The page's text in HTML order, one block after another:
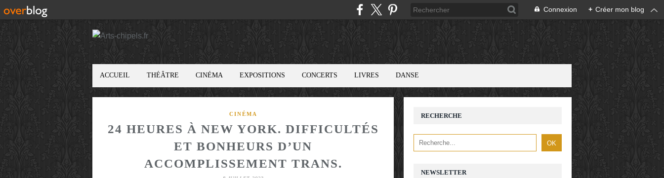
Connexion + Créer mon blog
ACCUEIL THÉÂTRE CINÉMA EXPOSITIONS CONCERTS LIVRES DANSE
CINÉMA
24 HEURES À NEW YORK. DIFFICULTÉS
ET BONHEURS D’UN
ACCOMPLISSEMENT TRANS.
NEWSLETTER
RECHERCHE